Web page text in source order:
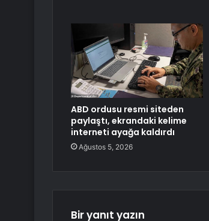
ABD ordusu resmi siteden
paylaştı, ekrandaki kelime
interneti ayağa kaldırdı
Ağustos 5, 2026
Bir yanıt yazın